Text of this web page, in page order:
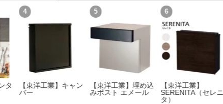
タ
【東洋工業】キャン
バー
【東洋工業】埋め込
みポスト エメール
【東洋工業】
SERENITA（セレニ
タ）